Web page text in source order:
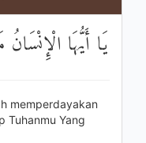
يَا أَيُّهَا
memperdayakan
Tuhanmu Yang